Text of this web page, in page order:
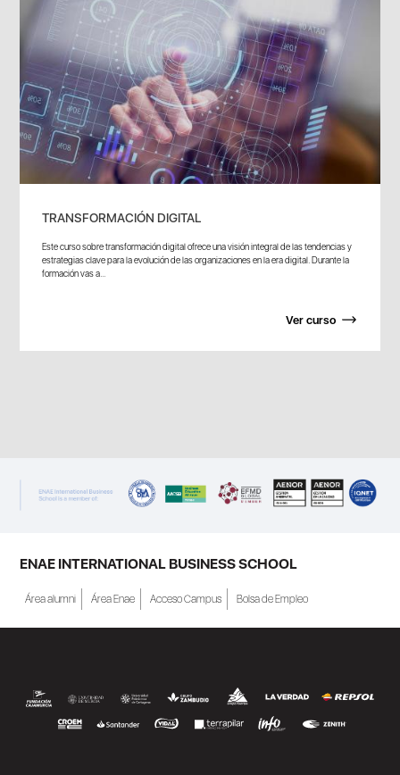
TRANSFORMACIÓN DIGITAL
Este curso sobre transformación digital ofrece una visión integral de las tendencias y
estrategias clave para la evolución de las organizaciones en la era digital. Durante la
formación vas a...
Ver curso
ENAE INTERNATIONAL BUSINESS SCHOOL
Área alumni Área Enae Acceso Campus Bolsa de Empleo